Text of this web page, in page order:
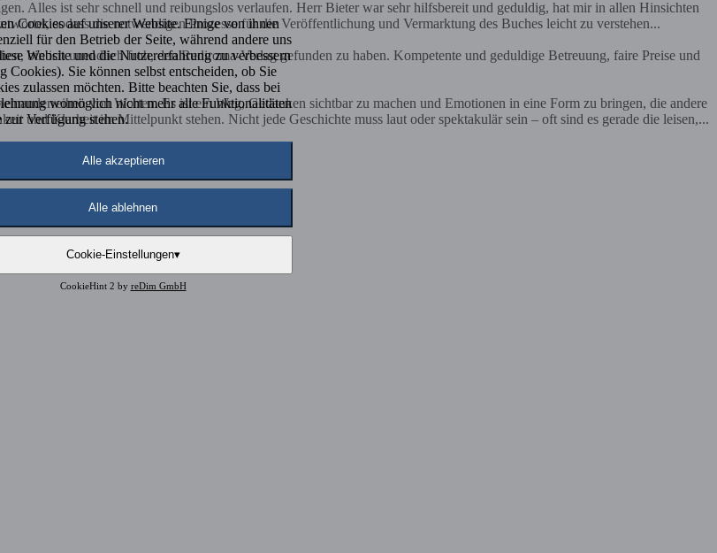
Alles ist sehr schnell und reibungslos verlaufen. Herr Bieter war sehr hilfsbereit und geduldig, hat mir in allen Hinsichten
sodass die notwendigen Prozesse für die Veröffentlichung und Vermarktung des Buches leicht zu verstehen...
bin ich unendlich froh, den Rediroma-Verlag gefunden zu haben. Kompetente und geduldige Betreuung, faire Preise und
von Worten. Es ist ein Weg, Gedanken sichtbar zu machen und Emotionen in eine Form zu bringen, die andere
und Klarheit im Mittelpunkt stehen. Nicht jede Geschichte muss laut oder spektakulär sein – oft sind es gerade die leisen,...
Cookies auf unserer Website. Einige von ihnen
für den Betrieb der Seite, während andere uns
Website und die Nutzererfahrung zu verbessern
Cookies). Sie können selbst entscheiden, ob Sie
zulassen möchten. Bitte beachten Sie, dass bei
womöglich nicht mehr alle Funktionalitäten
zur Verfügung stehen.
Alle akzeptieren
Alle ablehnen
Cookie-Einstellungen▾
CookieHint 2 by reDim GmbH